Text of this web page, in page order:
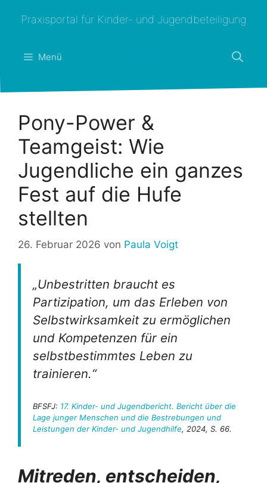
InhaltPraxisportal für Kinder- und Jugendbeteiligung
Menü
Pony-Power &
Teamgeist: Wie
Jugendliche ein ganzes
Fest auf die Hufe
stellten
26. Februar 2026 von Paula Voigt
„Unbestritten braucht es
Partizipation, um das Erleben von
Selbstwirksamkeit zu ermöglichen
und Kompetenzen für ein
selbstbestimmtes Leben zu
trainieren.“
BFSFJ: 17. Kinder- und Jugendbericht. Bericht über die
Lage junger Menschen und die Bestrebungen und
Leistungen der Kinder- und Jugendhilfe, 2024, S. 66.
Mitreden, entscheiden,